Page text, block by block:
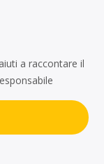
a raccontare il